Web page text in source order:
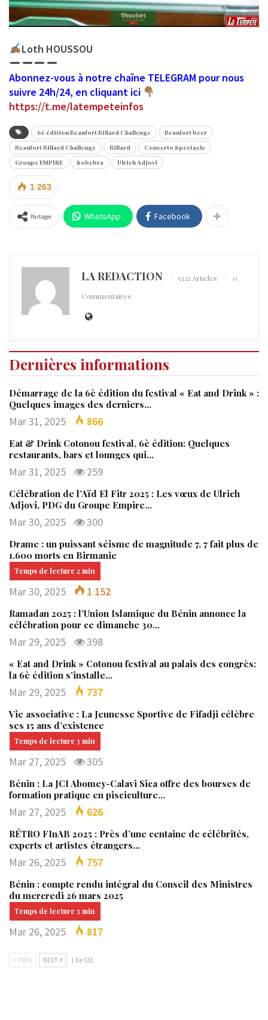
Loth HOUSSOU
Abonnez-vous à notre chaîne TELEGRAM pour nous
suivre 24h/24, en cliquant ici
https://t.me/latempeteinfos
6è édition Beaufort Billard Challenge
Beaufort beer
Beaufort Billard Challenge
Billard
Concerto Spectacle
Groupe EMPIRE
Sobebra Ulrich Adjovi
1 263
Partager WhatsApp Facebook
LA REDACTION 5321 Articles
0
Commentaires
Dernières informations
Démarrage de la 6è édition du festival « Eat and Drink » :
Quelques images des derniers…
Mar 31, 2025 866
Eat & Drink Cotonou festival, 6è édition: Quelques
restaurants, bars et lounges qui…
Mar 31, 2025 259
Célébration de l’Aïd El Fitr 2025 : Les vœux de Ulrich
Adjovi, PDG du Groupe Empire…
Mar 30, 2025 300
Drame : un puissant séisme de magnitude 7, 7 fait plus de
1.600 morts en Birmanie
Mar 30, 2025 1 152
Ramadan 2025 : l’Union Islamique du Bénin annonce la
célébration pour ce dimanche 30…
Mar 29, 2025 398
« Eat and Drink » Cotonou festival au palais des congrès:
la 6è édition s’installe…
Mar 29, 2025 737
Vie associative : La Jeunesse Sportive de Fifadji célèbre
ses 15 ans d’existence
Mar 27, 2025 305
Bénin : La JCI Abomey-Calavi Sica offre des bourses de
formation pratique en pisciculture…
Mar 27, 2025 626
RÉTRO FInAB 2025 : Près d’une centaine de célébrités,
experts et artistes étrangers…
Mar 26, 2025 757
Bénin : compte rendu intégral du Conseil des Ministres
du mercredi 26 mars 2025
Mar 26, 2025 817
PREV NEXT 1 De 533